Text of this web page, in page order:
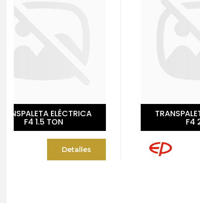
TRANSPALETA ELÉCTRICA